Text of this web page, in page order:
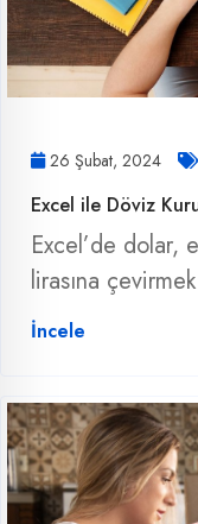
26 Şubat, 2024
Excel ile Döviz
Excel’de dolar,
lirasına
İncele